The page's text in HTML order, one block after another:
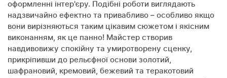
оформленні інтер'єру. Подібні роботи виглядають
надзвичайно ефектно та привабливо – особливо якщо
вони вирізняються таким цікавим сюжетом і якісним
виконанням, як це панно! Майстер створив
навдивовижу спокійну та умиротворену сценку,
прикріпивши до рельєфної основи золотий,
шафрановий, кремовий, бежевий та теракотовий